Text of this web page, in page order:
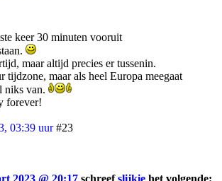
keer 30 minuten vooruit
maar altijd precies er tussenin.
tijdzone, maar als heel Europa meegaat
niks van.
forever!
03:39 uur #23
2023 @ 20:17 schreefslijkie het volgende: